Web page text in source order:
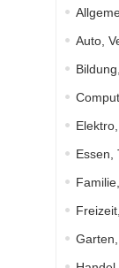
Auto,
Essen,